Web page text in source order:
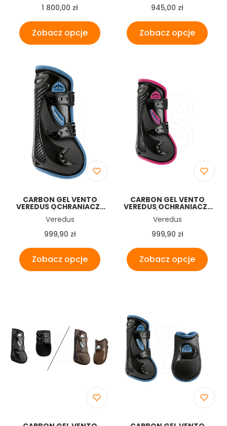
Cena
1 800,00 zł
Zobacz opcje
Cena
945,00 zł
Zobacz opcje
CARBON GEL VENTO
VEREDUS OCHRANIACZE
PRZÓD BLUE
Producent
Veredus
Cena
999,90 zł
Zobacz opcje
CARBON GEL VENTO
VEREDUS OCHRANIACZE
PRZÓD FUKSJA
Producent
Veredus
Cena
999,90 zł
Zobacz opcje